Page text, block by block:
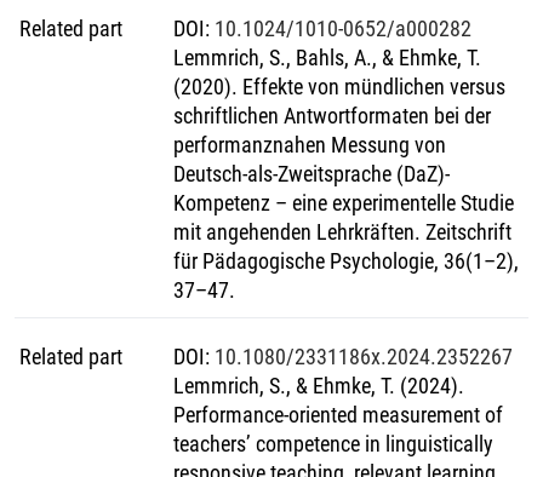
Related part DOI: 10.1024/1010-0652/a000282
Lemmrich, S., Bahls, A., & Ehmke, T.
(2020). Effekte von mündlichen versus
schriftlichen Antwortformaten bei der
performanznahen Messung von
Deutsch-als-Zweitsprache (DaZ)-
Kompetenz – eine experimentelle Studie
mit angehenden Lehrkräften. Zeitschrift
für Pädagogische Psychologie, 36(1–2),
37–47.
Related part DOI: 10.1080/2331186x.2024.2352267
Lemmrich, S., & Ehmke, T. (2024).
Performance-oriented measurement of
teachers’ competence in linguistically